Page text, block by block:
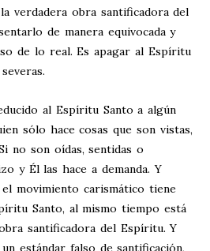
verdadera obra santificadora del
de manera equivocada y
de lo real. Es apagar al Espíritu
al Espíritu Santo a algún
sólo hace cosas que son vistas,
no son oídas, sentidas o
y Él las hace a demanda. Y
movimiento carismático tiene
Santo, al mismo tiempo está
santificadora del Espíritu. Y
estándar falso de santificación,